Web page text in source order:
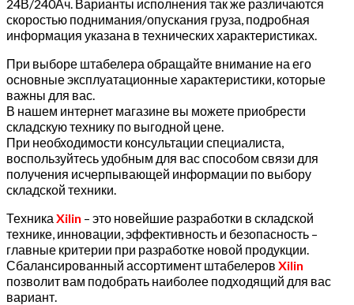
24В/240Ач. Варианты исполнения так же различаются
скоростью поднимания/опускания груза, подробная
информация указана в технических характеристиках.
При выборе штабелера обращайте внимание на его
основные эксплуатационные характеристики, которые
важны для вас.
В нашем интернет магазине вы можете приобрести
складскую технику по выгодной цене.
При необходимости консультации специалиста,
воспользуйтесь удобным для вас способом связи для
получения исчерпывающей информации по выбору
складской техники.
Техника Xilin – это новейшие разработки в складской
технике, инновации, эффективность и безопасность –
главные критерии при разработке новой продукции.
Сбалансированный ассортимент штабелеров Xilin
позволит вам подобрать наиболее подходящий для вас
вариант.